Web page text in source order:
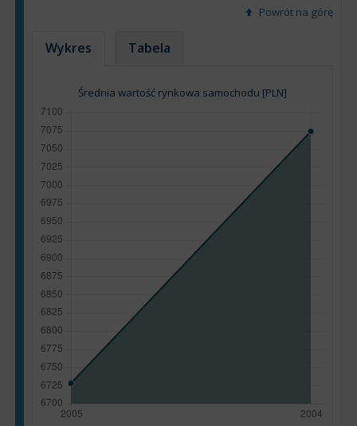
Powrót na górę
Wykres Tabela
Średnia wartość rynkowa samochodu [PLN]